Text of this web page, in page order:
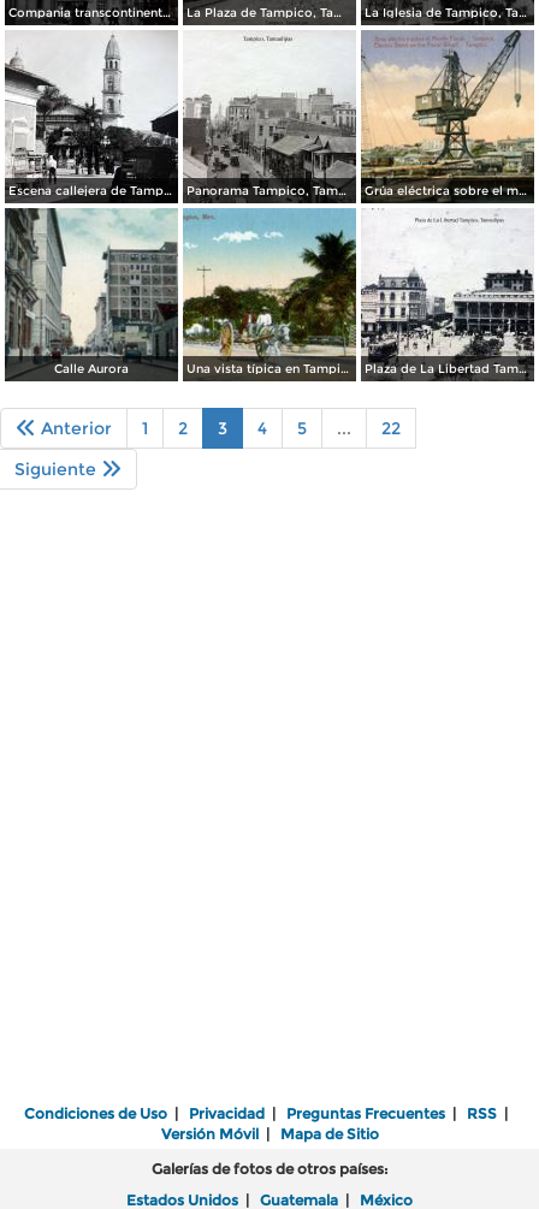
Compania transcontinental. La Plaza de Tampico, Tamaulipas. La Iglesia de Tampico, Tamaulipas.
Escena callejera de Tampico, Tamaulipas. Panorama Tampico, Tamaulipas . Grúa eléctrica sobre el muelle fiscal
Calle Aurora Una vista típica en Tampico Plaza de La Libertad Tampico, Tamaulipas ( Circulada el 9 de Agosto de 1922 ).
Anterior 1 2 3 4 5 ...
22
Siguiente
Condiciones de Uso | Privacidad | Preguntas Frecuentes | RSS |
Versión Móvil| Mapa de Sitio
Galerías de fotos de otros países:
Estados Unidos | Guatemala | México